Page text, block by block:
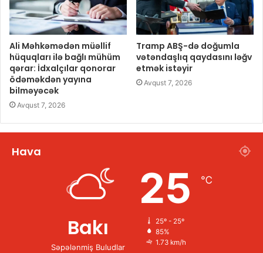
Ali Məhkəmədən müəllif
hüquqları ilə bağlı mühüm
qərar: İdxalçılar qonorar
ödəməkdən yayına
bilməyəcək
Avqust 7, 2026
Tramp ABŞ-də doğumla
vətəndaşlıq qaydasını ləğv
etmək istəyir
Avqust 7, 2026
Hava
Bakı
Səpələnmiş Buludlar
25 ℃
25º - 25º
85%
1.73 km/h